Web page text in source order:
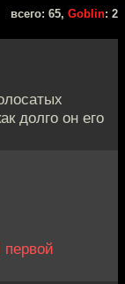
всего: 65, Goblin: 2
долго он его
первой